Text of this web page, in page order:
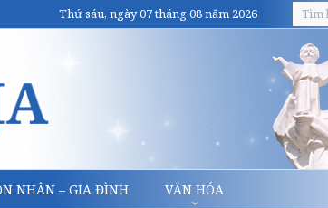
Thứ sáu, ngày 07 tháng 08 năm 2026
NHÂN – GIA ĐÌNH VĂN HÓA